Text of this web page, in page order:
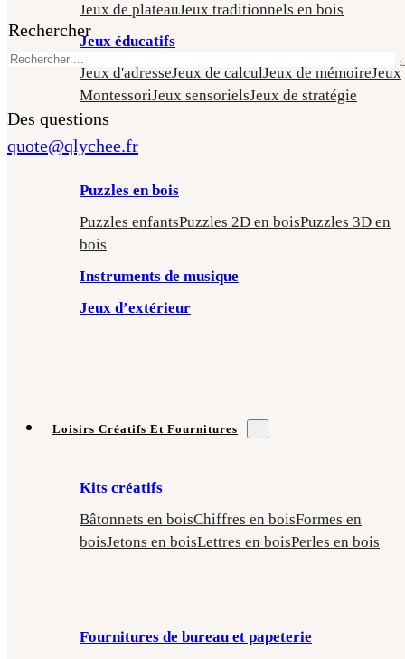
Rechercher
Des questions
quote@qlychee.fr
Jeux de plateauJeux traditionnels en bois
Jeux éducatifs
Jeux d'adresseJeux de calculJeux de mémoireJeux
MontessoriJeux sensorielsJeux de stratégie
Puzzles en bois
Puzzles enfantsPuzzles 2D en boisPuzzles 3D en
bois
Instruments de musique
Jeux d’extérieur
Loisirs Créatifs Et Fournitures
Kits créatifs
Bâtonnets en boisChiffres en boisFormes en
boisJetons en boisLettres en boisPerles en bois
Fournitures de bureau et papeterie